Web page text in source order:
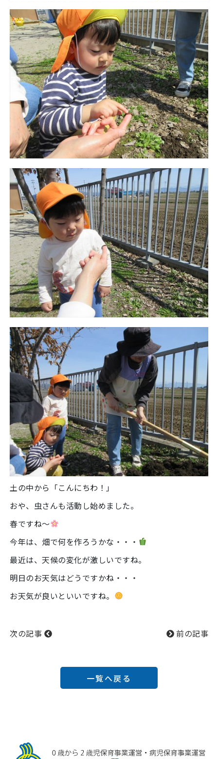
土の中から「こんにちわ！」
おや、虫さんも活動し始めました。
春ですね～
今年は、畑で何を作ろうかな・・・
最近は、天候の変化が激しいですね。
明日のお天気はどうですかね・・・
お天気が良いといいですね。
次の記事 前の記事
一覧へ戻る